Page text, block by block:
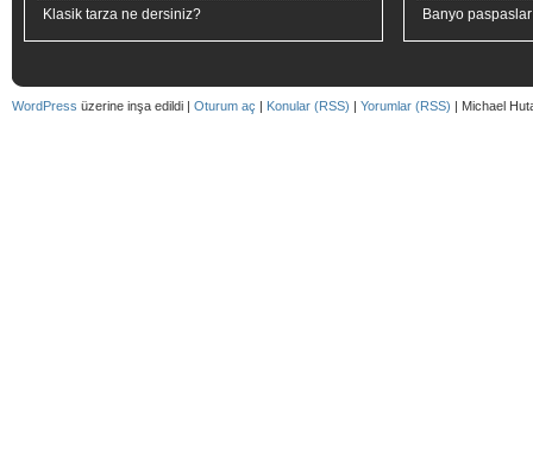
Klasik tarza ne dersiniz?
Banyo
WordPress üzerine inşa edildi | Oturum aç | Konular (RSS) | Yorumlar (RSS) | Michael